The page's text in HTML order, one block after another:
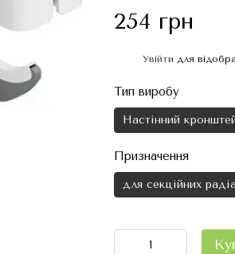
254 грн
Увійти для
Тип виробу
Настінний
Призначення
для секційних